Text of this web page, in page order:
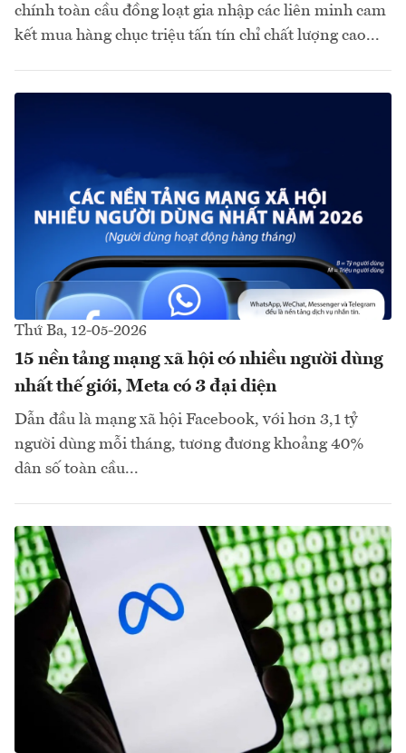
chính toàn cầu đồng loạt gia nhập các liên minh cam
kết mua hàng chục triệu tấn tín chỉ chất lượng cao...
Thứ Ba, 12-05-2026
15 nền tảng mạng xã hội có nhiều người dùng
nhất thế giới, Meta có 3 đại diện
Dẫn đầu là mạng xã hội Facebook, với hơn 3,1 tỷ
người dùng mỗi tháng, tương đương khoảng 40%
dân số toàn cầu...